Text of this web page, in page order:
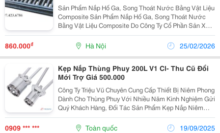
Sản Phẩm Nắp Hố Ga, Song Thoát Nước Bằng Vật Liệu
Composite Sản Phẩm Nắp Hố Ga, Song Thoát Nước
Bằng Vật Liệu Composite Do Công Ty Cổ Phần Sản Xuất
Và Thương Mại Công Nghệ Xây Dựng Trường Sơn
Chúng Tôi Nghiên Cứu , Sản Xuất Sản Phẩm Chúng Tôi
860.000₫ Hà Nội 25/02/2026
Kẹp Nắp Thùng Phuy 200L V1 Cl- Thu Cũ Đổi
Mới Trợ Giá 500.000
Công Ty Triệu Vũ Chuyên Cung Cấp Thiết Bị Niêm Phong
Dành Cho Thùng Phuy Với Nhiều Năm Kinh Nghiệm Gửi
Quý Khách Hàng, Đối Tác Sản Phẩm Kẹp Nắp Niêm
Phòng Thùng Phuy 200L Do Công Ty Triệu Vũ Nghiên
Cứu Sản Xuất. Sản Phẩm Có Trợ Lực, Hỗ Trợ Lực
0909 *** *** Toàn quốc 19/09/2025